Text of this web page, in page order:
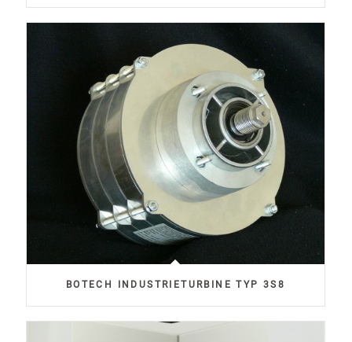
BOTECH INDUSTRIETURBINE TYP 3S8